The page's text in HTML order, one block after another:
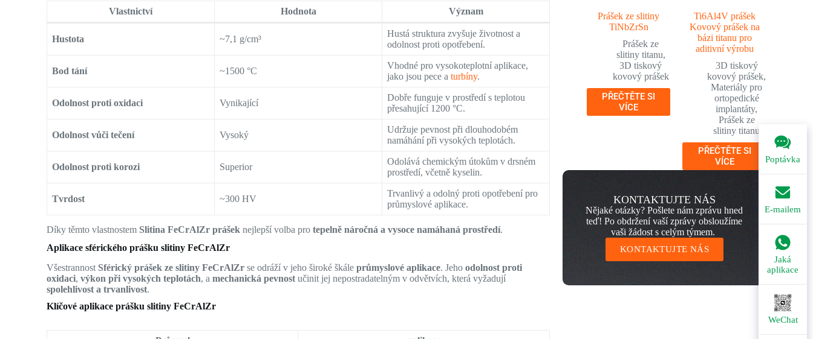
Poptávka
E-mailem
Jaká
aplikace
WeChat
Vlastnictví Hodnota Význam
Hustota ~7,1 g/cm³
Hustá struktura zvyšuje životnost a
odolnost proti opotřebení.
Bod tání ~1500 °C
Vhodné pro vysokoteplotní aplikace,
jako jsou pece aturbíny.
Odolnost proti oxidaci Vynikající
Dobře funguje v prostředí s teplotou
přesahující 1200 °C.
Odolnost vůči tečení Vysoký
Udržuje pevnost při dlouhodobém
namáhání při vysokých teplotách.
Odolnost proti korozi Superior
Odolává chemickým útokům v drsném
prostředí, včetně kyselin.
Tvrdost ~300 HV
Trvanlivý a odolný proti opotřebení pro
průmyslové aplikace.
Díky těmto vlastnostem Slitina FeCrAlZr prášek nejlepší volba protepelně náročná a vysoce namáhaná prostředí.
Aplikace sférického prášku slitiny FeCrAlZr
Všestrannost Sférický prášek ze slitiny FeCrAlZr se odráží v jeho široké škáleprůmyslové aplikace. Jehoodolnost proti
oxidaci,výkon při vysokých teplotách, amechanická pevnost učinit jej nepostradatelným v odvětvích, která vyžadují
spolehlivost a trvanlivost.
Klíčové aplikace prášku slitiny FeCrAlZr
Prášek ze slitiny
TiNbZrSn
Prášek ze
slitiny titanu,
3D tiskový
kovový prášek
PŘEČTĚTE SI
VÍCE
Ti6Al4V prášek
Kovový prášek na
bázi titanu pro
aditivní výrobu
3D tiskový
kovový prášek,
Materiály pro
ortopedické
implantáty,
Prášek ze
slitiny titanu
PŘEČTĚTE SI
VÍCE
KONTAKTUJTE NÁS
Nějaké otázky? Pošlete nám zprávu hned
teď! Po obdržení vaší zprávy obsloužíme
vaši žádost s celým týmem.
KONTAKTUJTE NÁS